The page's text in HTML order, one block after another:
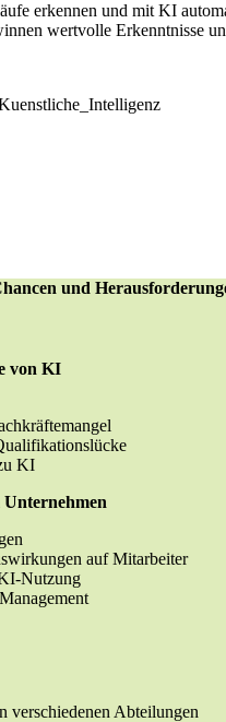
erkennen und mit KI
wertvolle Erkenntnisse
und
von KI
KI
auf Mitarbeiter
Nutzung
verschiedenen Abteilungen